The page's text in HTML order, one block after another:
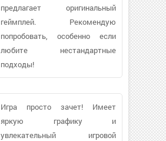
предлагает оригинальный
геймплей. Рекомендую
попробовать, особенно если
любите нестандартные
подходы!
Игра просто зачет! Имеет
яркую графику и
увлекательный игровой